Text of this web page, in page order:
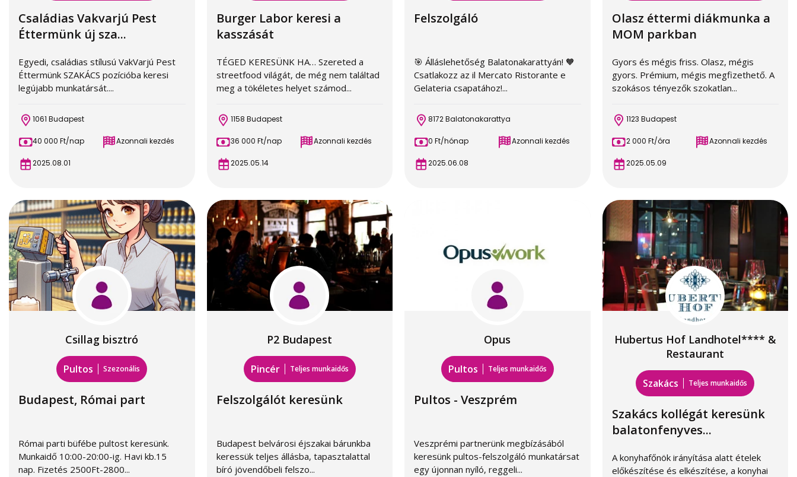
Családias Vakvarjú Pest
Éttermünk új sza...
Egyedi, családias stílusú VakVarjú Pest
Éttermünk SZAKÁCS pozícióba keresi
legújabb munkatársát....
1061 Budapest
40 000 Ft/nap Azonnali kezdés
2025.08.01
Burger Labor keresi a
kasszását
TÉGED KERESÜNK HA… Szereted a
streetfood világát, de még nem találtad
meg a tökéletes helyet számod...
1158 Budapest
36 000 Ft/nap Azonnali kezdés
2025.05.14
Felszolgáló
🎯 Álláslehetőség Balatonakarattyán! 🧡
Csatlakozz az il Mercato Ristorante e
Gelateria csapatához!...
8172 Balatonakarattya
0 Ft/hónap Azonnali kezdés
2025.06.08
Olasz éttermi diákmunka a
MOM parkban
Gyors és mégis friss. Olasz, mégis
gyors. Prémium, mégis megfizethető. A
szokásos tényezők szokatlan...
1123 Budapest
2 000 Ft/óra Azonnali kezdés
2025.05.09
Csillag bisztró
Pultos Szezonális
Budapest, Római part
Római parti büfébe pultost keresünk.
Munkaidő 10:00-20:00-ig. Havi kb.15
nap. Fizetés 2500Ft-2800...
P2 Budapest
Pincér Teljes munkaidős
Felszolgálót keresünk
Budapest belvárosi éjszakai bárunkba
keressük teljes állásba, tapasztalattal
bíró jövendőbeli felszo...
Opus
Pultos Teljes munkaidős
Pultos - Veszprém
Veszprémi partnerünk megbízásából
keresünk pultos-felszolgáló munkatársat
egy újonnan nyíló, reggeli...
Hubertus Hof Landhotel**** &
Restaurant
Szakács Teljes munkaidős
Szakács kollégát keresünk
balatonfenyves...
A konyhafőnök irányítása alatt ételek
előkészítése és elkészítése, a konyhai